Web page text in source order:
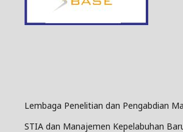
Lembaga Penelitian dan Pengabdian
STIA dan Manajemen Kepelabuhan